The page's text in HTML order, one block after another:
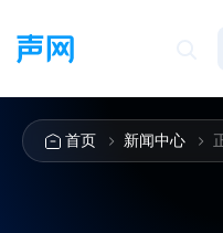
首页 新闻中心